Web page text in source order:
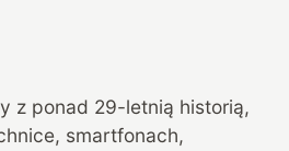
z ponad 29-letnią historią,
smartfonach,